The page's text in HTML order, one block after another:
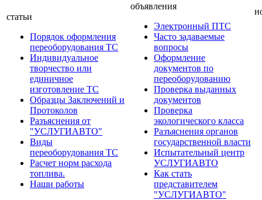
статьи
Порядок оформления
переоборудования ТС
Индивидуальное
творчество или
единичное
изготовление ТС
Образцы Заключений и
Протоколов
Разъяснения от
"УСЛУГИАВТО"
Виды
переоборудования ТС
Расчет норм расхода
топлива.
Наши работы
объявления
Электронный ПТС
Часто задаваемые
вопросы
Оформление
документов по
переоборудованию
Проверка выданных
документов
Проверка
экологического класса
Разъяснения органов
государственной власти
Испытательный центр
УСЛУГИАВТО
Как стать
представителем
"УСЛУГИАВТО"